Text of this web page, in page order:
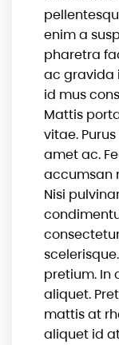
enim a
pharetra
ac gravida
id mus
Mattis
vitae.
amet ac.
accumsan
Nisi
pretium. In
aliquet.
mattis at
aliquet id